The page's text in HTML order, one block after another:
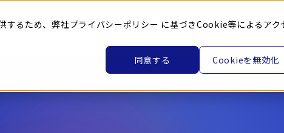
するため、弊社プライバシーポリシー に基づきCookie等によるアク
同意する
Cookieを無効化
トヨタ車体とは 企業情報 ニュース 製品・サービ